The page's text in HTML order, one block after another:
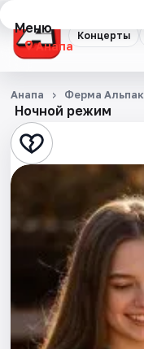
Концерты
Меню
Анапа
Концерты
Театр
Стендап
Города
Площадки
Ночной режим
Анапа Ферма Альпак